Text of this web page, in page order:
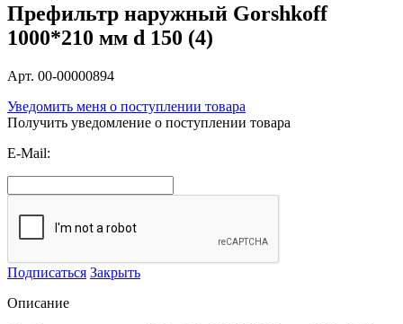
Префильтр наружный Gorshkoff
1000*210 мм d 150 (4)
Арт. 00-00000894
Уведомить меня о поступлении товара
Получить уведомление о поступлении товара
E-Mail:
Подписаться Закрыть
Описание